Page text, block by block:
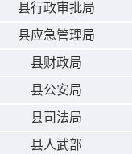
县行政审批局
县应急管理局
县财政局
县公安局
县司法局
县人武部